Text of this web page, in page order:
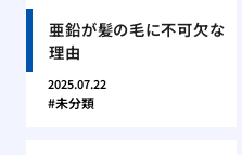
亜鉛が髪の毛に不可欠な
理由
2025.07.22
未分類